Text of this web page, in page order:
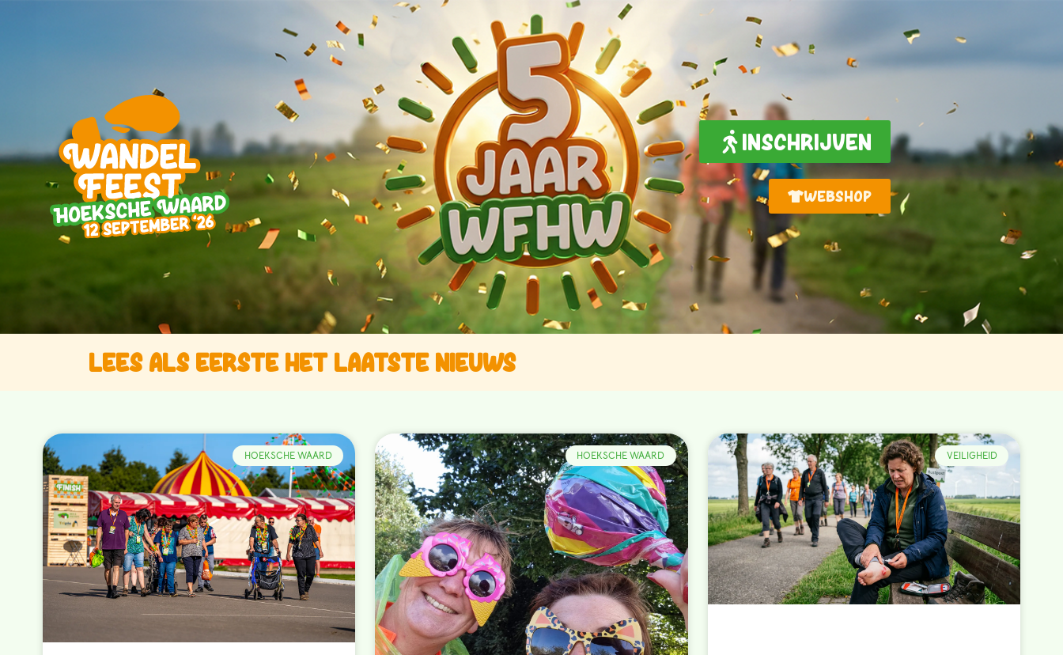
INSCHRIJVEN
WEBSHOP
Lees als eerste het laatste nieuws
HOEKSCHE WAARD HOEKSCHE WAARD VEILIGHEID